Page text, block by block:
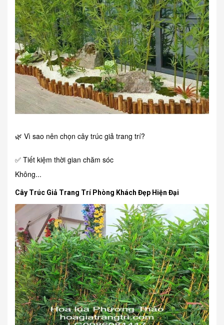
🌿 Vì sao nên chọn cây trúc giả trang trí?
✅ Tiết kiệm thời gian chăm sóc
Không...
Cây Trúc Giả Trang Trí Phòng Khách Đẹp Hiện Đại